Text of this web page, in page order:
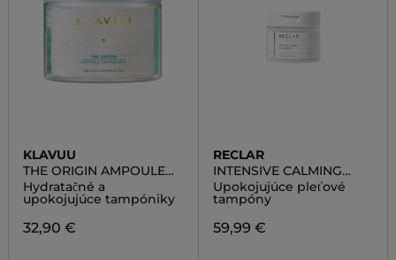
KLAVUU
THE ORIGIN AMPOULE
DIPPING PAD
Hydratačné a
upokojujúce tampóniky
32,90 €
RECLAR
INTENSIVE CALMING
AMPOULE PADS
Upokojujúce pleťové
tampóny
59,99 €